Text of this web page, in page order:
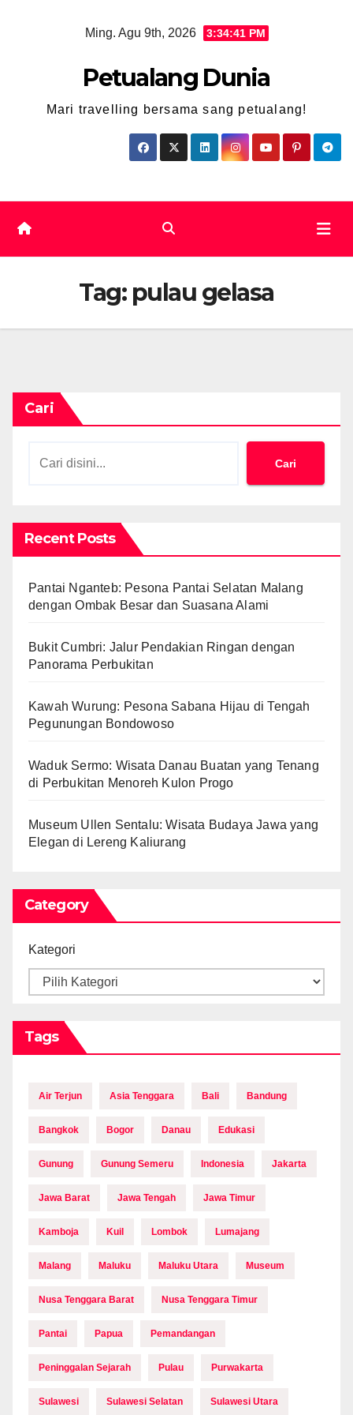
Ming. Agu 9th, 2026 3:34:41 PM
Petualang Dunia
Mari travelling bersama sang petualang!
Tag: pulau gelasa
Cari
Cari
Recent Posts
Pantai Nganteb: Pesona Pantai Selatan Malang
dengan Ombak Besar dan Suasana Alami
Bukit Cumbri: Jalur Pendakian Ringan dengan
Panorama Perbukitan
Kawah Wurung: Pesona Sabana Hijau di Tengah
Pegunungan Bondowoso
Waduk Sermo: Wisata Danau Buatan yang Tenang
di Perbukitan Menoreh Kulon Progo
Museum Ullen Sentalu: Wisata Budaya Jawa yang
Elegan di Lereng Kaliurang
Category
Kategori
Tags
Air Terjun Asia Tenggara Bali Bandung
Bangkok Bogor Danau Edukasi
Gunung Gunung Semeru Indonesia Jakarta
Jawa Barat Jawa Tengah Jawa Timur
Kamboja Kuil Lombok Lumajang
Malang Maluku Maluku Utara Museum
Nusa Tenggara Barat Nusa Tenggara Timur
Pantai Papua Pemandangan
Peninggalan Sejarah Pulau Purwakarta
Sulawesi Sulawesi Selatan Sulawesi Utara